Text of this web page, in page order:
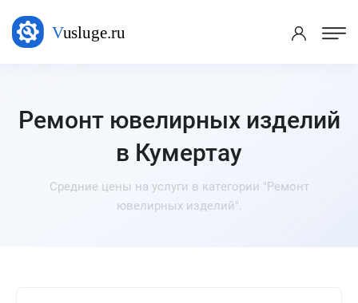
Ремонт ювелирных изделий
в Кумертау
Средние цены на услуги в категории "Ремонт
ювелирных изделий".